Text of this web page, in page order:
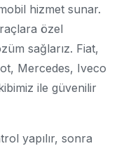
hizmet sunar.
özel
sağlarız. Fiat,
Mercedes, Iveco
ile güvenilir
yapılır, sonra